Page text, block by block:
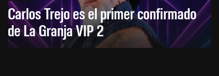
Carlos Trejo es el primer confirmado
de La Granja VIP 2